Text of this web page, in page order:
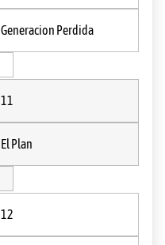
Generacion Perdida
11
El Plan
12